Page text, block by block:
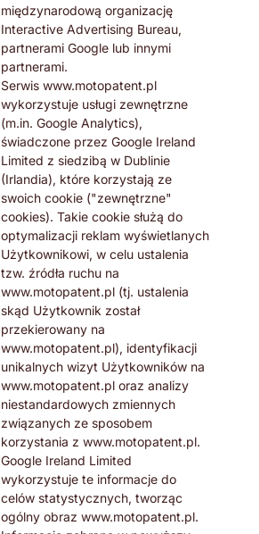
międzynarodową organizację
Interactive Advertising Bureau,
partnerami Google lub innymi
partnerami.
Serwis www.motopatent.pl
wykorzystuje usługi zewnętrzne
(m.in. Google Analytics),
świadczone przez Google Ireland
Limited z siedzibą w Dublinie
(Irlandia), które korzystają ze
swoich cookie ("zewnętrzne"
cookies). Takie cookie służą do
optymalizacji reklam wyświetlanych
Użytkownikowi, w celu ustalenia
tzw. źródła ruchu na
www.motopatent.pl (tj. ustalenia
skąd Użytkownik został
przekierowany na
www.motopatent.pl), identyfikacji
unikalnych wizyt Użytkowników na
www.motopatent.pl oraz analizy
niestandardowych zmiennych
związanych ze sposobem
korzystania z www.motopatent.pl.
Google Ireland Limited
wykorzystuje te informacje do
celów statystycznych, tworząc
ogólny obraz www.motopatent.pl.